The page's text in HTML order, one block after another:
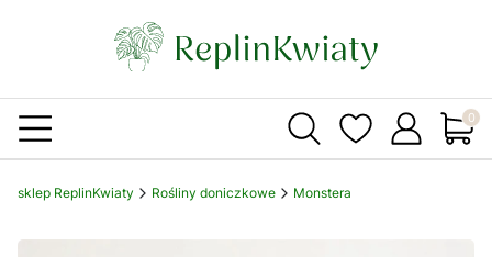
sklep ReplinKwiaty Rośliny doniczkowe Monstera